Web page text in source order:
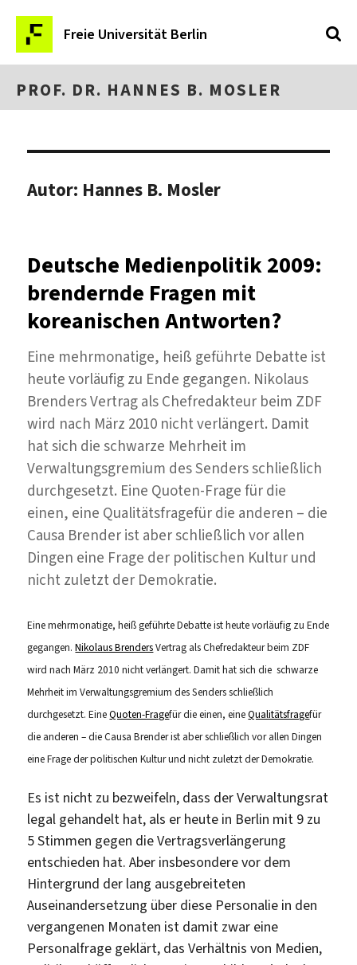
Freie Universität Berlin
PROF. DR. HANNES B. MOSLER
Autor: Hannes B. Mosler
Deutsche Medienpolitik 2009:
brendernde Fragen mit
koreanischen Antworten?
Eine mehrmonatige, heiß geführte Debatte ist
heute vorläufig zu Ende gegangen. Nikolaus
Brenders Vertrag als Chefredakteur beim ZDF
wird nach März 2010 nicht verlängert. Damit
hat sich die schwarze Mehrheit im
Verwaltungsgremium des Senders schließlich
durchgesetzt. Eine Quoten-Frage für die
einen, eine Qualitätsfragefür die anderen – die
Causa Brender ist aber schließlich vor allen
Dingen eine Frage der politischen Kultur und
nicht zuletzt der Demokratie.
Eine mehrmonatige, heiß geführte Debatte ist heute vorläufig zu Ende
gegangen.Nikolaus BrendersVertrag als Chefredakteur beim ZDF
wird nach März 2010 nicht verlängert. Damit hat sich die schwarze
Mehrheit im Verwaltungsgremium des Senders schließlich
durchgesetzt. EineQuoten-Fragefür die einen, eineQualitätsfragefür
die anderen – die Causa Brender ist aber schließlich vor allen Dingen
eine Frage der politischen Kultur und nicht zuletzt der Demokratie.
Es ist nicht zu bezweifeln, dass der Verwaltungsrat
legal gehandelt hat, als er heute in Berlin mit 9 zu
5 Stimmen gegen die Vertragsverlängerung
entschieden hat. Aber insbesondere vor dem
Hintergrund der lang ausgebreiteten
Auseinandersetzung über diese Personalie in den
vergangenen Monaten ist damit zwar eine
Personalfrage geklärt, das Verhältnis von Medien,